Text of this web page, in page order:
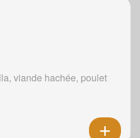
viande hachée, poulet